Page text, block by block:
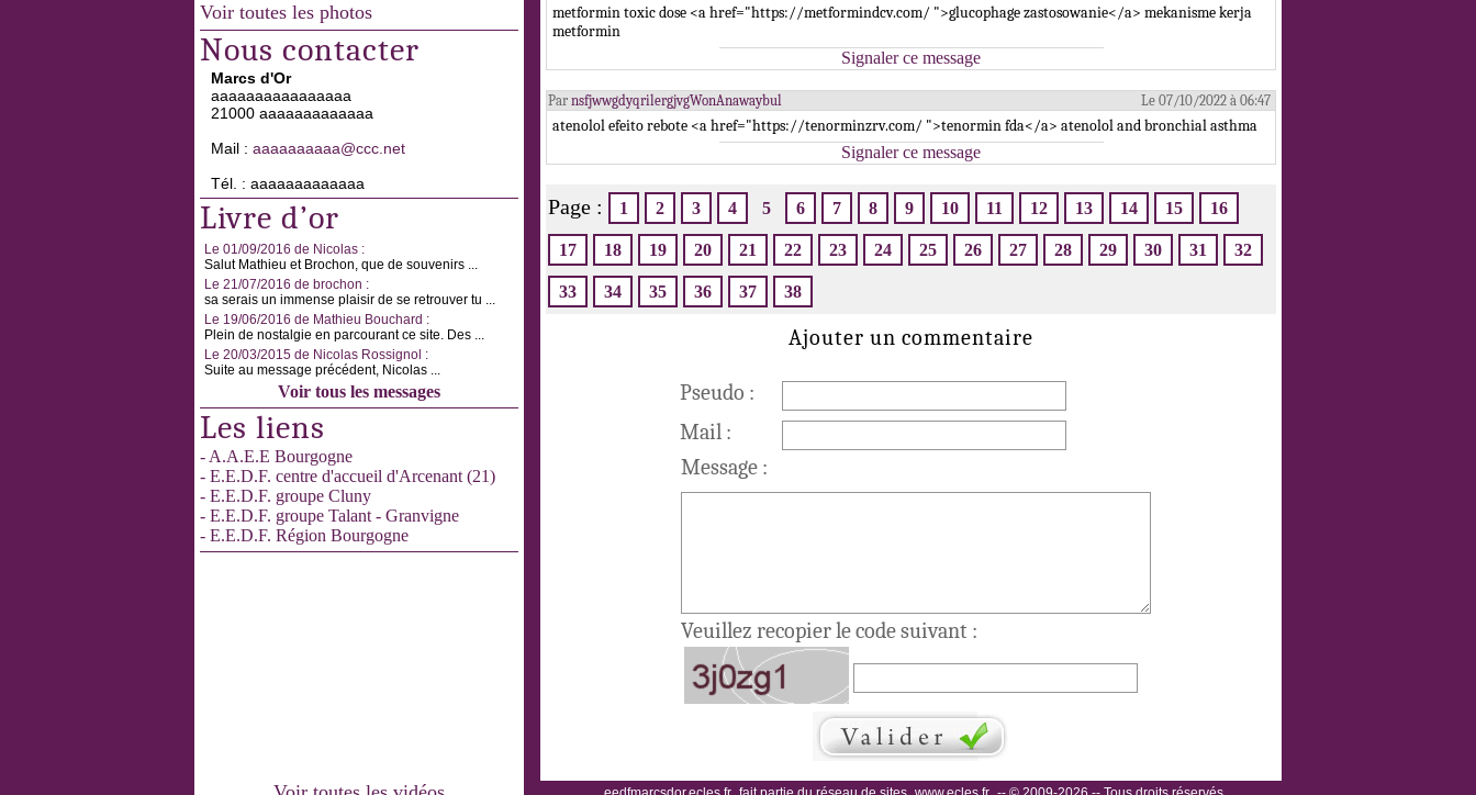
Voir toutes les photos
Nous contacter
Marcs d'Or
aaaaaaaaaaaaaaaa
21000 aaaaaaaaaaaaa
Mail : aaaaaaaaaa@ccc.net
Tél. : aaaaaaaaaaaaa
Livre d’or
Le 01/09/2016 de Nicolas :
Salut Mathieu et Brochon, que de souvenirs ...
Le 21/07/2016 de brochon :
sa serais un immense plaisir de se retrouver tu ...
Le 19/06/2016 de Mathieu Bouchard :
Plein de nostalgie en parcourant ce site. Des ...
Le 20/03/2015 de Nicolas Rossignol :
Suite au message précédent, Nicolas ...
Voir tous les messages
Les liens
- A.A.E.E Bourgogne
- E.E.D.F. centre d'accueil d'Arcenant (21)
- E.E.D.F. groupe Cluny
- E.E.D.F. groupe Talant - Granvigne
- E.E.D.F. Région Bourgogne
metformin toxic dose <a href="https://metformindcv.com/ ">glucophage zastosowanie</a> mekanisme kerja
metformin
Signaler ce message
Par nsfjwwgdyqrilergjvgWonAnawaybul Le 07/10/2022 à 06:47
atenolol efeito rebote <a href="https://tenorminzrv.com/ ">tenormin fda</a> atenolol and bronchial asthma
Signaler ce message
Page : 1 2 3 4 5 6 7 8 9 10 11 12 13 14 15 16
17 18 19 20 21 22 23 24 25 26 27 28 29 30 31 32
33 34 35 36 37 38
Ajouter un commentaire
Pseudo :
Mail :
Message :
Veuillez recopier le code suivant :